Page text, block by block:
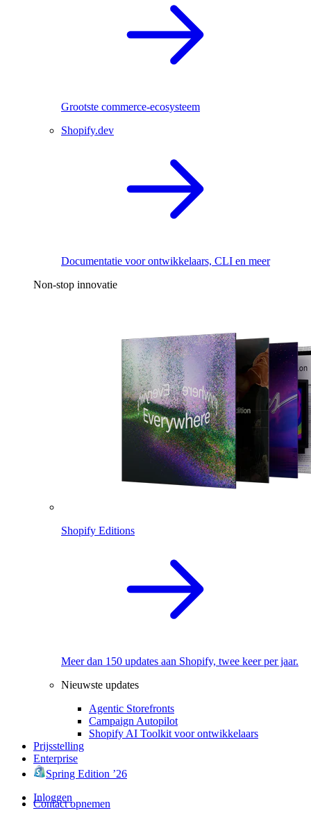
Grootste commerce-ecosysteem
Shopify.dev
Documentatie voor ontwikkelaars, CLI en meer
Non-stop innovatie
Shopify Editions
Meer dan 150 updates aan Shopify, twee keer per jaar.
Nieuwste updates
Agentic Storefronts
Campaign Autopilot
Shopify AI Toolkit voor ontwikkelaars
Prijsstelling
Enterprise
Spring Edition ’26
Inloggen
Contact opnemen